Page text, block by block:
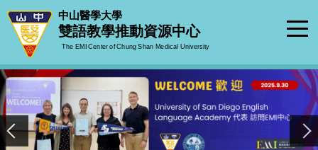
跳
到
要
內
容
區
中山醫學大學
雙語教學推動資源中心
The EMI Center of Chung Shan Medical University